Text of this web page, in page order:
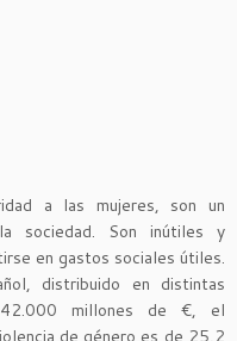
a las mujeres, son un
sociedad. Son inútiles y
en gastos sociales útiles.
distribuido en distintas
millones de €, el
de género es de 25,2